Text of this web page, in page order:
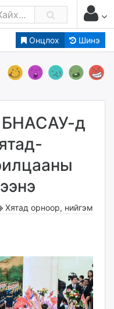
Онцлох Шинэ
д
Хятад орноор, нийгэм